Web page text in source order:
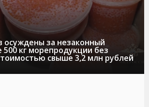
осуждены за незаконный
500 кг морепродукции без
свыше 3,2 млн рублей